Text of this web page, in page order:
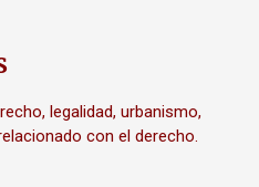
legalidad, urbanismo,
con el derecho.